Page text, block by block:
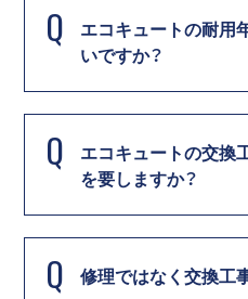
Q
エコキュートの耐用
いですか？
Q
エコキュートの交換
を要しますか？
Q 修理ではなく交換工